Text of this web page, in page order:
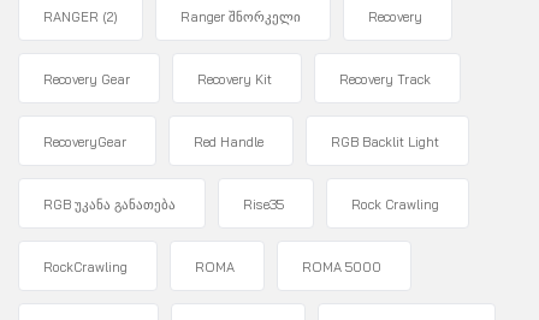
RANGER (2) Ranger შნორკელი Recovery
Recovery Gear Recovery Kit Recovery Track
RecoveryGear Red Handle RGB Backlit Light
RGB უკანა განათება Rise35 Rock Crawling
RockCrawling ROMA ROMA 5000